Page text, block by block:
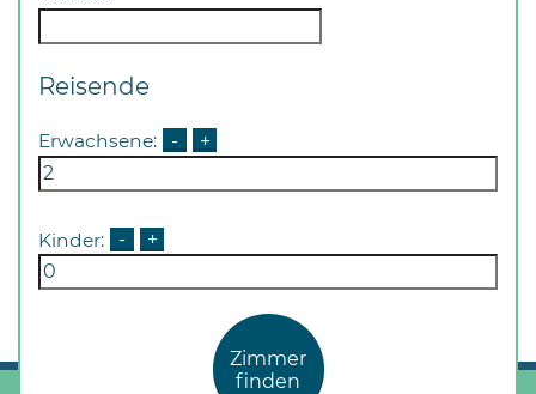
sowie
außerhalb
Öffnungszeiten
nach
Vereinbarung.
Reisende
Erwachsene: - +
Kinder: - +
Zimmer
finden